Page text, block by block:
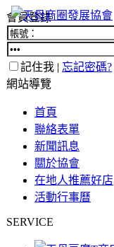
會員登錄
記住我 | 忘記密碼?
網站導覽
首頁
聯絡表單
新聞訊息
關於協會
在地人推薦好店
活動行事曆
SERVICE